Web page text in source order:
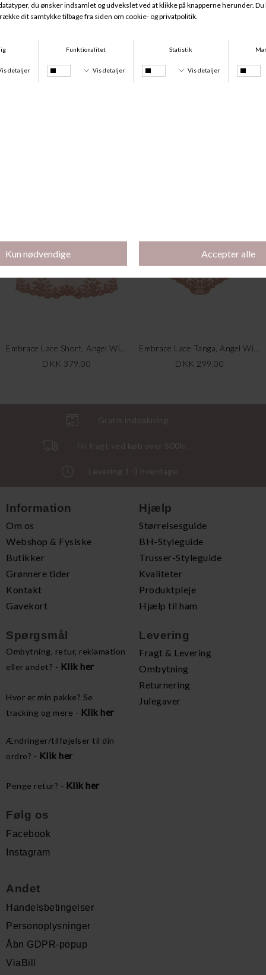
Andre købte også
DKK 379,00
DKK 299,00
Gratis indpakning
Fri fragt ved køb over 500kr.
Levering 1-3 hverdage
Information
Om os
Webshop & Fysiske
Butikker
Grønnere tider
Kontakt
Gavekort
Hjælp
Størrelsesguide
BH-Styleguide
Trusser-Styleguide
Kvaliteter
Produktpleje
Hjælp til ham
Spørgsmål
Ombytning, retur, reklamation
eller andet? - Klik her
Hvor er min pakke? Se
tracking og mere - Klik her
Ændringer/tilføjelser til din
ordre? - Klik her
Penge retur? - Klik her
Levering
Fragt & Levering
Ombytning
Returnering
Julegaver
Følg os
Facebook
Instagram
Andet
Handelsbetingelser
Personoplysninger
Åbn GDPR-popup
ViaBill